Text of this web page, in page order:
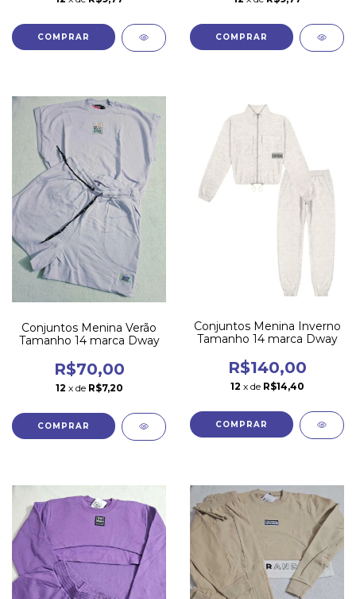
COMPRAR COMPRAR
Conjuntos Menina Verão
Tamanho 14 marca Dway
R$70,00
12 x de R$7,20
COMPRAR
Conjuntos Menina Inverno
Tamanho 14 marca Dway
R$140,00
12 x de R$14,40
COMPRAR